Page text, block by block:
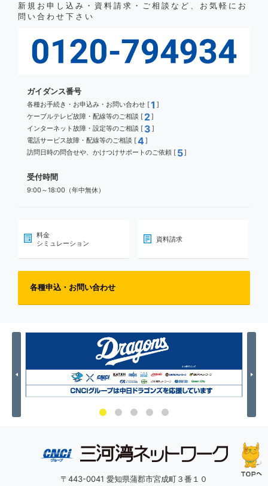
新規お申し込み・資料請求・ご相談など、お気軽にお
問い合わせ下さい
ガイダンス番号
各種お手続き・お申込み・お問い合わせ [1 ]
ケーブルテレビ故障・配線等のご相談 [ 2]
インターネット故障・設定等のご相談 [ 3 ]
電話サービス故障・配線等のご相談 [4]
訪問日時の問合せや、かけつけサポートのご依頼 [ 5]
受付時間
9:00～18:00（年中無休）
料金
シミュレーション
資料請求
各種申込・お問い合わせ
Previous Next
〒443-0041 愛知県蒲郡市宮成町３番１０